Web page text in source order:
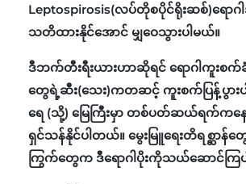
Leptospirosis(လပ်တိုစပိုင်ရိုးဆစ်)ရောဂ
သတိထားနိုင်အောင် မျှဝေသွားပါမယ်။
ဒီဘက်တီးရီးယားဟာဆိုရင် ရောဂါကူးစက်
တွေရဲ့ဆီး(သေး)ကတဆင့် ကူးစက်ပြန့်ပွား
ရေ (သို့) မြေကြီးမှာ တစ်ပတ်ဆယ်ရက်ကနေ
ရှင်သန်နိုင်ပါတယ်။ မွေးမြူရေးတိရစ္ဆာန်တွေ
ကြွက်တွေက ဒီရောဂါပိုးကိုသယ်ဆောင်ကြ